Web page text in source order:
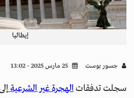
إيطاليا
جسور بوست
سجلت تدفقاتالهجرة غير الشرعية